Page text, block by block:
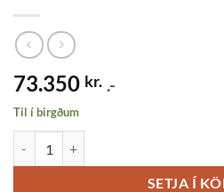
73.350 kr. .-
Til í birgðum
SETJA Í